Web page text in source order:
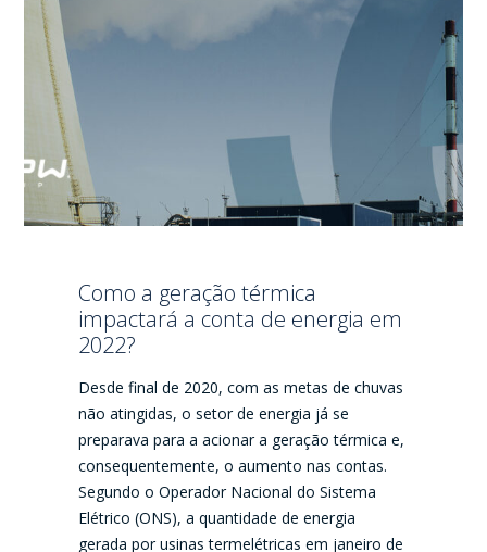
Como a geração térmica
impactará a conta de energia em
2022?
Desde final de 2020, com as metas de chuvas
não atingidas, o setor de energia já se
preparava para a acionar a geração térmica e,
consequentemente, o aumento nas contas.
Segundo o Operador Nacional do Sistema
Elétrico (ONS), a quantidade de energia
gerada por usinas termelétricas em janeiro de